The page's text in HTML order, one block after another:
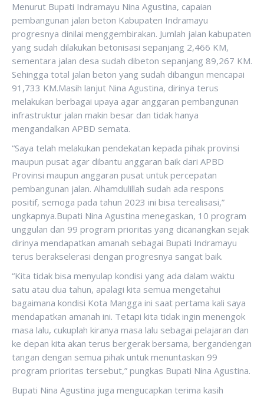
Menurut Bupati Indramayu Nina Agustina, capaian
pembangunan jalan beton Kabupaten Indramayu
progresnya dinilai menggembirakan. Jumlah jalan kabupaten
yang sudah dilakukan betonisasi sepanjang 2,466 KM,
sementara jalan desa sudah dibeton sepanjang 89,267 KM.
Sehingga total jalan beton yang sudah dibangun mencapai
91,733 KM.Masih lanjut Nina Agustina, dirinya terus
melakukan berbagai upaya agar anggaran pembangunan
infrastruktur jalan makin besar dan tidak hanya
mengandalkan APBD semata.
“Saya telah melakukan pendekatan kepada pihak provinsi
maupun pusat agar dibantu anggaran baik dari APBD
Provinsi maupun anggaran pusat untuk percepatan
pembangunan jalan. Alhamdulillah sudah ada respons
positif, semoga pada tahun 2023 ini bisa terealisasi,”
ungkapnya.Bupati Nina Agustina menegaskan, 10 program
unggulan dan 99 program prioritas yang dicanangkan sejak
dirinya mendapatkan amanah sebagai Bupati Indramayu
terus berakselerasi dengan progresnya sangat baik.
“Kita tidak bisa menyulap kondisi yang ada dalam waktu
satu atau dua tahun, apalagi kita semua mengetahui
bagaimana kondisi Kota Mangga ini saat pertama kali saya
mendapatkan amanah ini. Tetapi kita tidak ingin menengok
masa lalu, cukuplah kiranya masa lalu sebagai pelajaran dan
ke depan kita akan terus bergerak bersama, bergandengan
tangan dengan semua pihak untuk menuntaskan 99
program prioritas tersebut,” pungkas Bupati Nina Agustina.
Bupati Nina Agustina juga mengucapkan terima kasih